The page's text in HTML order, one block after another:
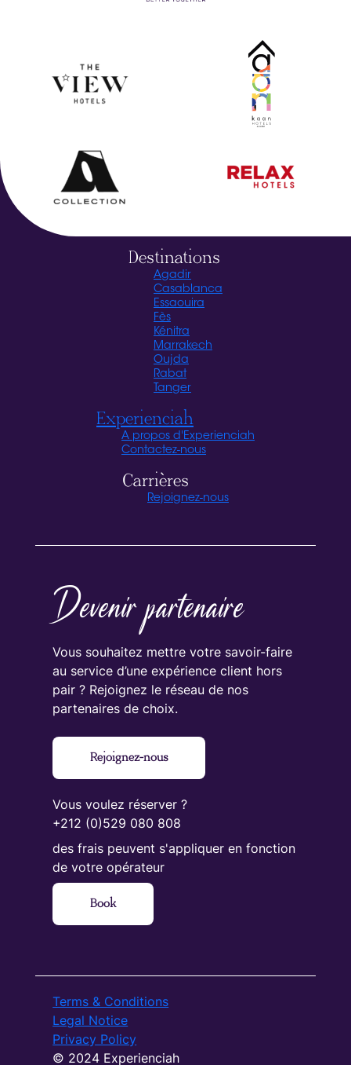
Destinations
Agadir
Casablanca
Essaouira
Fès
Kénitra
Marrakech
Oujda
Rabat
Tanger
Experienciah
A propos d'Experienciah
Contactez-nous
Carrières
Rejoignez-nous
Devenir partenaire
Vous souhaitez mettre votre savoir-faire
au service d’une expérience client hors
pair ? Rejoignez le réseau de nos
partenaires de choix.
Rejoignez-nous
Vous voulez réserver ?
+212 (0)529 080 808
des frais peuvent s'appliquer en fonction
de votre opérateur
Book
Terms & Conditions
Legal Notice
Privacy Policy
© 2024 Experienciah